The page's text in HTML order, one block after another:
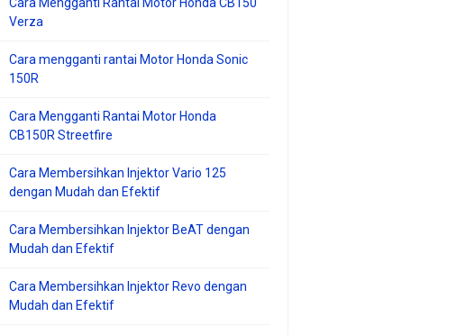
Verza
Cara mengganti rantai Motor Honda Sonic
150R
Cara Mengganti Rantai Motor Honda
CB150R Streetfire
Cara Membersihkan Injektor Vario 125
dengan Mudah dan Efektif
Cara Membersihkan Injektor BeAT dengan
Mudah dan Efektif
Cara Membersihkan Injektor Revo dengan
Mudah dan Efektif